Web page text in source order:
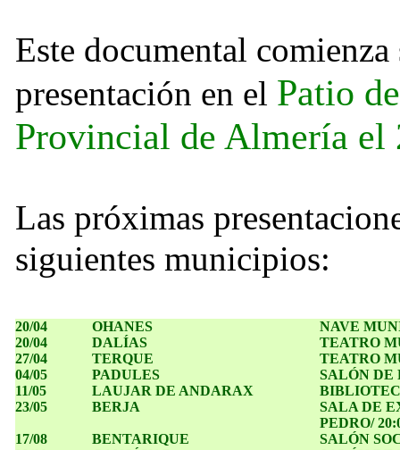
Este documental
presentación en el Patio
Provincial de Almería el
Las próximas
siguientes municipios:
20/04 OHANES
NAVE
20/04
DALÍAS
TEATRO
27/04
TERQUE
TEATRO
04/05
PADULES
SALÓN DE
11/05
LAUJAR DE ANDARAX
23/05
BERJA
SALA DE
PEDRO/
17/08
BENTARIQUE
SALÓN